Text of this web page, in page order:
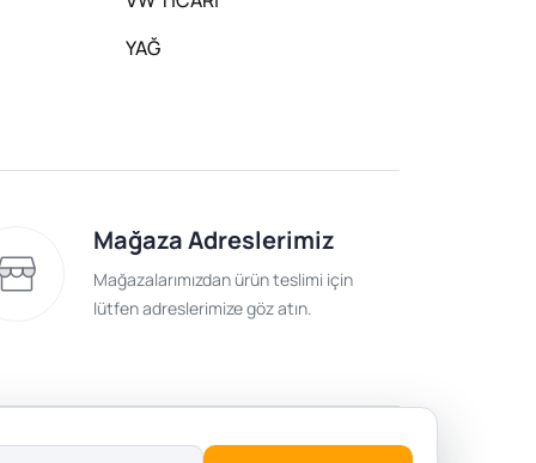
YAĞ
Mağaza Adreslerimiz
Mağazalarımızdan ürün teslimi için
lütfen adreslerimize göz atın.